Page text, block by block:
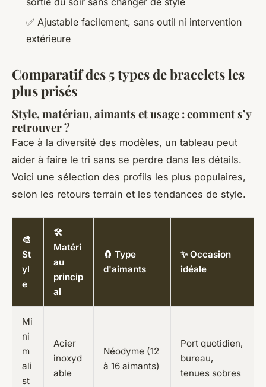
✅ Ajustable facilement, sans outil ni intervention
extérieure
Comparatif des 5 types de bracelets les
plus prisés
Style, matériau, aimants et usage : comment s’y
retrouver ?
Face à la diversité des modèles, un tableau peut
aider à faire le tri sans se perdre dans les détails.
Voici une sélection des profils les plus populaires,
selon les retours terrain et les tendances de style.
🎨
St
yl
e
🛠️
Matéri
au
princip
al
🧲 Type
d'aimants
✨ Occasion
idéale
Mi
ni
m
ali
st
Acier
inoxyd
able
Néodyme (12
à 16 aimants)
Port quotidien,
bureau,
tenues sobres